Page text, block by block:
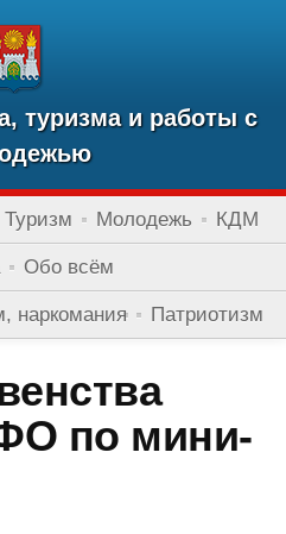
туризма и работы с
Туризм Молодежь КДМ
Обо всём
наркомания Патриотизм
по мини-